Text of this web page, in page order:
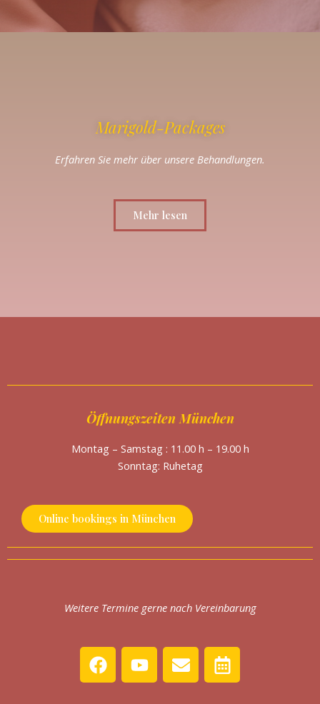
Marigold-Packages
Erfahren Sie mehr über unsere Behandlungen.
Mehr lesen
Öffnungszeiten München
Montag – Samstag : 11.00 h – 19.00 h
Sonntag: Ruhetag
Online bookings in München
Weitere Termine gerne nach Vereinbarung
F
a
c
Y
o
u
E
n
v
C
a
l